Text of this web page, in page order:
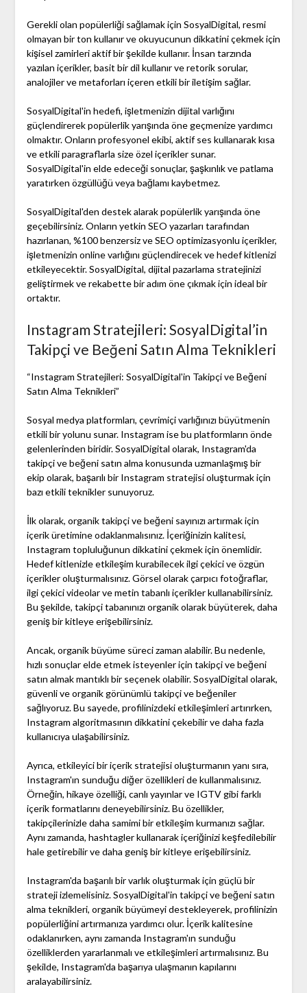
Gerekli olan popülerliği sağlamak için SosyalDigital, resmi
olmayan bir ton kullanır ve okuyucunun dikkatini çekmek için
kişisel zamirleri aktif bir şekilde kullanır. İnsan tarzında
yazılan içerikler, basit bir dil kullanır ve retorik sorular,
analojiler ve metaforları içeren etkili bir iletişim sağlar.
SosyalDigital'in hedefi, işletmenizin dijital varlığını
güçlendirerek popülerlik yarışında öne geçmenize yardımcı
olmaktır. Onların profesyonel ekibi, aktif ses kullanarak kısa
ve etkili paragraflarla size özel içerikler sunar.
SosyalDigital'in elde edeceği sonuçlar, şaşkınlık ve patlama
yaratırken özgüllüğü veya bağlamı kaybetmez.
SosyalDigital'den destek alarak popülerlik yarışında öne
geçebilirsiniz. Onların yetkin SEO yazarları tarafından
hazırlanan, %100 benzersiz ve SEO optimizasyonlu içerikler,
işletmenizin online varlığını güçlendirecek ve hedef kitlenizi
etkileyecektir. SosyalDigital, dijital pazarlama stratejinizi
geliştirmek ve rekabette bir adım öne çıkmak için ideal bir
ortaktır.
Instagram Stratejileri: SosyalDigital’in
Takipçi ve Beğeni Satın Alma Teknikleri
“Instagram Stratejileri: SosyalDigital'in Takipçi ve Beğeni
Satın Alma Teknikleri”
Sosyal medya platformları, çevrimiçi varlığınızı büyütmenin
etkili bir yolunu sunar. Instagram ise bu platformların önde
gelenlerinden biridir. SosyalDigital olarak, Instagram'da
takipçi ve beğeni satın alma konusunda uzmanlaşmış bir
ekip olarak, başarılı bir Instagram stratejisi oluşturmak için
bazı etkili teknikler sunuyoruz.
İlk olarak, organik takipçi ve beğeni sayınızı artırmak için
içerik üretimine odaklanmalısınız. İçeriğinizin kalitesi,
Instagram topluluğunun dikkatini çekmek için önemlidir.
Hedef kitlenizle etkileşim kurabilecek ilgi çekici ve özgün
içerikler oluşturmalısınız. Görsel olarak çarpıcı fotoğraflar,
ilgi çekici videolar ve metin tabanlı içerikler kullanabilirsiniz.
Bu şekilde, takipçi tabanınızı organik olarak büyüterek, daha
geniş bir kitleye erişebilirsiniz.
Ancak, organik büyüme süreci zaman alabilir. Bu nedenle,
hızlı sonuçlar elde etmek isteyenler için takipçi ve beğeni
satın almak mantıklı bir seçenek olabilir. SosyalDigital olarak,
güvenli ve organik görünümlü takipçi ve beğeniler
sağlıyoruz. Bu sayede, profilinizdeki etkileşimleri artırırken,
Instagram algoritmasının dikkatini çekebilir ve daha fazla
kullanıcıya ulaşabilirsiniz.
Ayrıca, etkileyici bir içerik stratejisi oluşturmanın yanı sıra,
Instagram'ın sunduğu diğer özellikleri de kullanmalısınız.
Örneğin, hikaye özelliği, canlı yayınlar ve IGTV gibi farklı
içerik formatlarını deneyebilirsiniz. Bu özellikler,
takipçilerinizle daha samimi bir etkileşim kurmanızı sağlar.
Aynı zamanda, hashtagler kullanarak içeriğinizi keşfedilebilir
hale getirebilir ve daha geniş bir kitleye erişebilirsiniz.
Instagram'da başarılı bir varlık oluşturmak için güçlü bir
strateji izlemelisiniz. SosyalDigital'in takipçi ve beğeni satın
alma teknikleri, organik büyümeyi destekleyerek, profilinizin
popülerliğini artırmanıza yardımcı olur. İçerik kalitesine
odaklanırken, aynı zamanda Instagram'ın sunduğu
özelliklerden yararlanmalı ve etkileşimleri artırmalısınız. Bu
şekilde, Instagram'da başarıya ulaşmanın kapılarını
aralayabilirsiniz.